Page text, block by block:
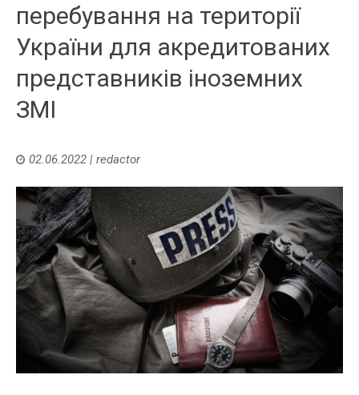
перебування на території
України для акредитованих
представників іноземних
ЗМІ
02.06.2022 | redactor